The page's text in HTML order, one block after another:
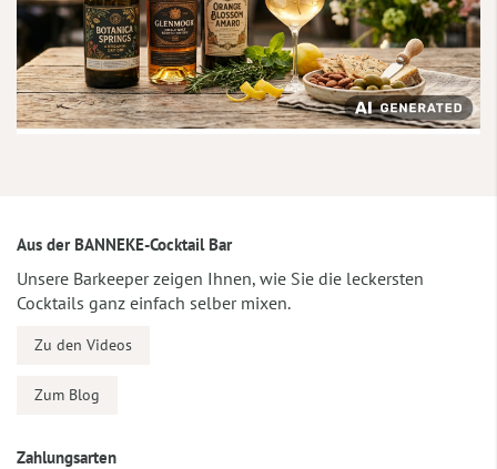
Aus der BANNEKE-Cocktail Bar
Unsere Barkeeper zeigen Ihnen, wie Sie die leckersten
Cocktails ganz einfach selber mixen.
Zu den Videos
Zum Blog
Zahlungsarten